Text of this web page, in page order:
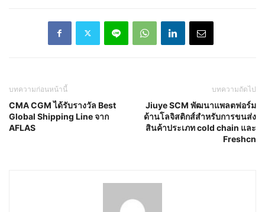
บทความก่อนหน้านี้
CMA CGM ได้รับรางวัล Best
Global Shipping Line จาก
AFLAS
บทความถัดไป
Jiuye SCM พัฒนาแพลตฟอร์ม
ด้านโลจิสติกส์สำหรับการขนส่ง
สินค้าประเภท cold chain และ
Freshcn